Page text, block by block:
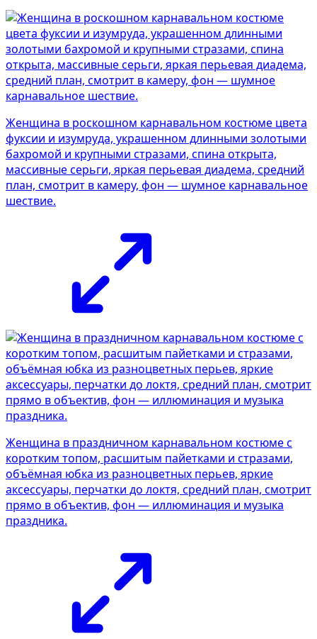
Женщина в роскошном карнавальном костюме цвета
фуксии и изумруда, украшенном длинными золотыми
бахромой и крупными стразами, спина открыта,
массивные серьги, яркая перьевая диадема, средний
план, смотрит в камеру, фон — шумное карнавальное
шествие.
Женщина в праздничном карнавальном костюме с
коротким топом, расшитым пайетками и стразами,
объёмная юбка из разноцветных перьев, яркие
аксессуары, перчатки до локтя, средний план, смотрит
прямо в объектив, фон — иллюминация и музыка
праздника.